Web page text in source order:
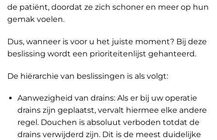
de patiënt, doordat ze zich schoner en meer op hun
gemak voelen.
Dus, wanneer is voor u het juiste moment? Bij deze
beslissing wordt een prioriteitenlijst gehanteerd.
De hiërarchie van beslissingen is als volgt:
Aanwezigheid van drains: Als er bij uw operatie
drains zijn geplaatst, vervalt hiermee elke andere
regel. Douchen is absoluut verboden totdat de
drains verwijderd zijn. Dit is de meest duidelijke